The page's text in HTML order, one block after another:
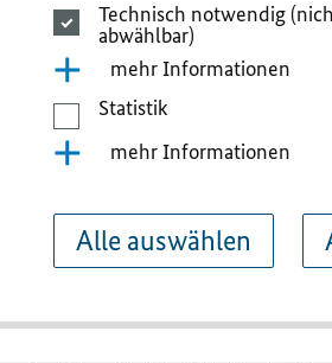
Technisch notwendig
abwählbar)
mehr Informationen
Statistik
mehr Informationen
Alle auswählen